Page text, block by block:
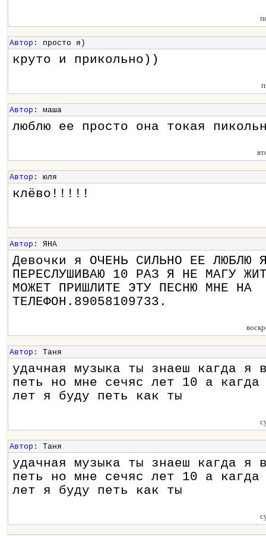
Автор : просто я)
круто и прикольно))
Автор : маша
люблю ее просто она токая
Автор : юля
клёво!!!!!
Автор : ЯНА
Девочки я ОЧЕНЬ СИЛЬНО ЕЕ ЛЮБЛЮ
ПЕРЕСЛУШИВАЮ 10 РАЗ Я НЕ МАГУ
МОЖЕТ ПРИШЛИТЕ ЭТУ ПЕСНЮ МНЕ НА
ТЕЛЕФОН.89058109733.
Автор : Таня
удачная музыка ты знаеш кагда я
петь но мне сечяс лет 10 а кагда
лет я буду петь как ты
Автор : Таня
удачная музыка ты знаеш кагда я
петь но мне сечяс лет 10 а кагда
лет я буду петь как ты